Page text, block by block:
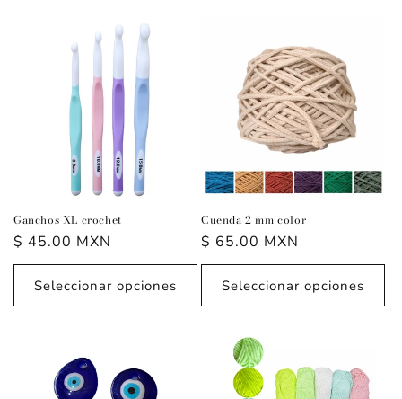
Ganchos XL crochet
Precio
habitual
$ 45.00 MXN
Seleccionar opciones
Cuenda 2 mm color
Precio
habitual
$ 65.00 MXN
Seleccionar opciones